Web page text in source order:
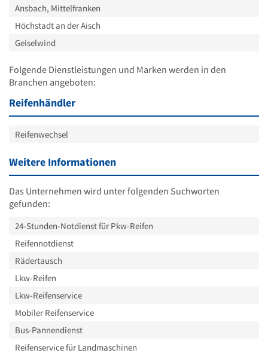
Ansbach, Mittelfranken
Höchstadt an der Aisch
Geiselwind
Folgende Dienstleistungen und Marken werden in den
Branchen angeboten:
Reifenhändler
Reifenwechsel
Weitere Informationen
Das Unternehmen wird unter folgenden Suchworten
gefunden:
24-Stunden-Notdienst für Pkw-Reifen
Reifennotdienst
Rädertausch
Lkw-Reifen
Lkw-Reifenservice
Mobiler Reifenservice
Bus-Pannendienst
Reifenservice für Landmaschinen